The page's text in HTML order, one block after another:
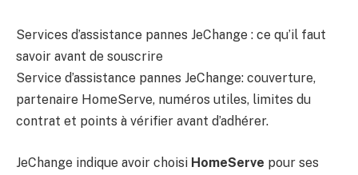
Services d’assistance pannes JeChange : ce qu’il faut
savoir avant de souscrire
Service d’assistance pannes JeChange: couverture,
partenaire HomeServe, numéros utiles, limites du
contrat et points à vérifier avant d’adhérer.
JeChange indique avoir choisi HomeServe pour ses